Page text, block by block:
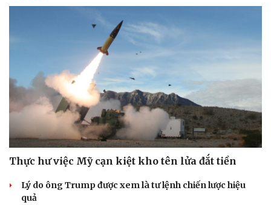
Thực hư việc Mỹ cạn kiệt kho tên lửa đắt tiền
Lý do ông Trump được xem là tư lệnh chiến lược hiệu
quả